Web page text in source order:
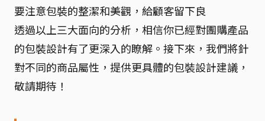
要注意包裝的整潔和美觀，給顧客留下良
透過以上三大面向的分析，相信你已經對團購產品
的包裝設計有了更深入的瞭解。接下來，我們將針
對不同的商品屬性，提供更具體的包裝設計建議，
敬請期待！